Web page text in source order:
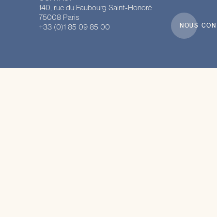
140, rue du Faubourg Saint-Honoré
75008 Paris
+33 (0)1 85 09 85 00
NOUS